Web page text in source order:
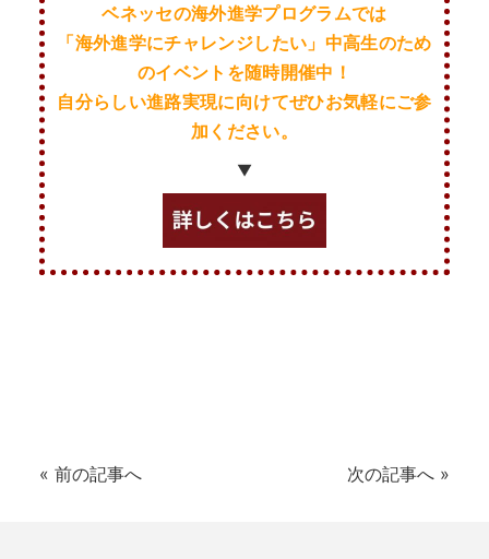
ベネッセの海外進学プログラムでは
「海外進学にチャレンジしたい」 中高生のため
のイベントを随時開催中！
自分らしい進路実現に向けてぜひお気軽にご参
加ください。
▼
« 前の記事へ 次の記事へ »